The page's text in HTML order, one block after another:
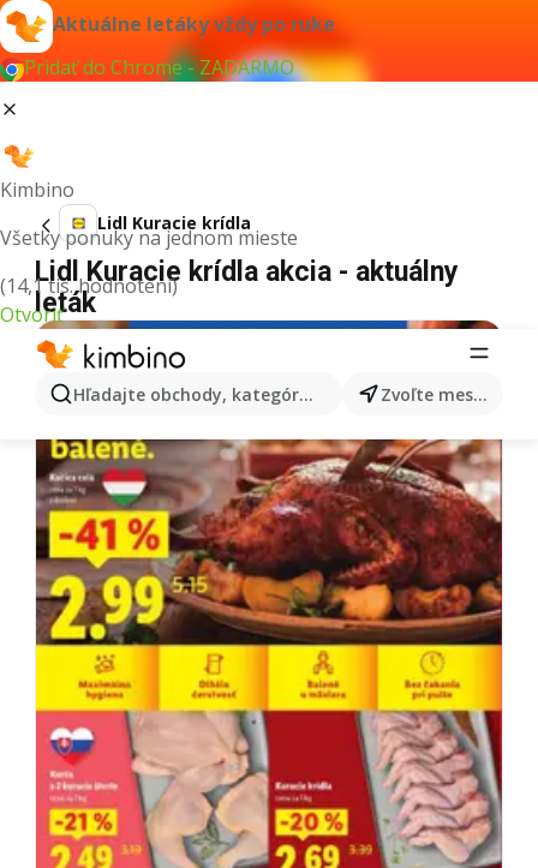
Aktuálne letáky vždy po ruke
Pridať do Chrome - ZADARMO
Kimbino
Všetky ponuky na jednom mieste
(14,1 tis. hodnotení)
Otvoriť
Hľadajte obchody, kategórie, produkty... Zvoľte mesto
Lidl Kuracie krídla
Lidl Kuracie krídla akcia - aktuálny
leták